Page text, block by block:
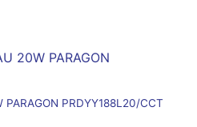
PRDYY188L20/CCT